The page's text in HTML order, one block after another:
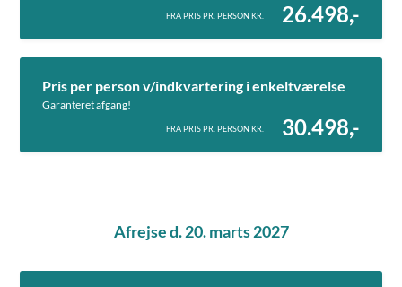
FRA PRIS PR. PERSON KR. 26.498,-
Pris per person v/indkvartering i enkeltværelse
Garanteret afgang!
FRA PRIS PR. PERSON KR. 30.498,-
Afrejse d. 20. marts 2027